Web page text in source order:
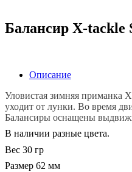
Балансир X-tackle
Описание
Уловистая зимняя приманка
уходит от лунки. Во время
Балансиры оснащены
В наличии разные цвета.
Вес 30 гр
Размер 62 мм